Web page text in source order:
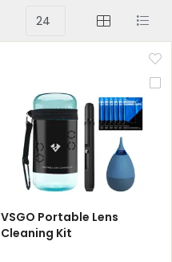
VSGO Portable Lens
Cleaning Kit